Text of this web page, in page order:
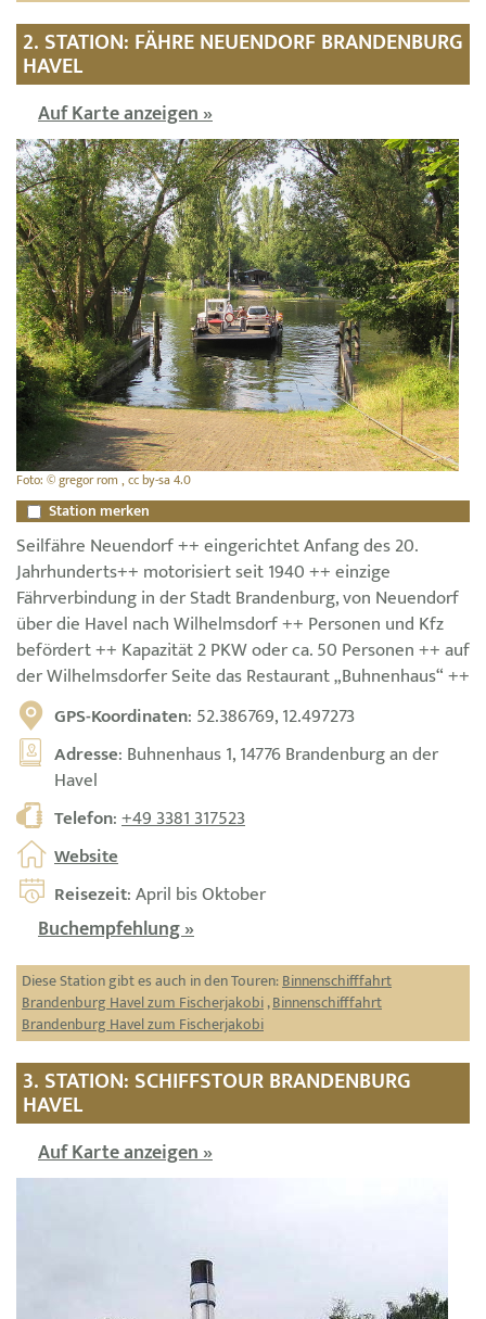
2. STATION: FÄHRE NEUENDORF BRANDENBURG
HAVEL
Auf Karte anzeigen »
Foto: © gregor rom , cc by-sa 4.0
Station merken
Seilfähre Neuendorf ++ eingerichtet Anfang des 20.
Jahrhunderts++ motorisiert seit 1940 ++ einzige
Fährverbindung in der Stadt Brandenburg, von Neuendorf
über die Havel nach Wilhelmsdorf ++ Personen und Kfz
befördert ++ Kapazität 2 PKW oder ca. 50 Personen ++ auf
der Wilhelmsdorfer Seite das Restaurant „Buhnenhaus“ ++
GPS-Koordinaten: 52.386769, 12.497273
Adresse: Buhnenhaus 1, 14776 Brandenburg an der
Havel
Telefon:+49 3381 317523
Website
Reisezeit: April bis Oktober
Buchempfehlung »
Diese Station gibt es auch in den Touren:Binnenschifffahrt
Brandenburg Havel zum Fischerjakobi,Binnenschifffahrt
Brandenburg Havel zum Fischerjakobi
3. STATION: SCHIFFSTOUR BRANDENBURG
HAVEL
Auf Karte anzeigen »